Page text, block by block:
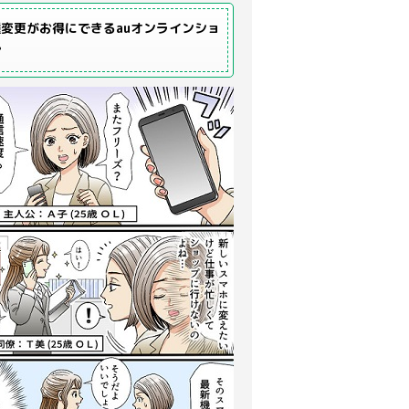
更がお得にできるauオンラインショ